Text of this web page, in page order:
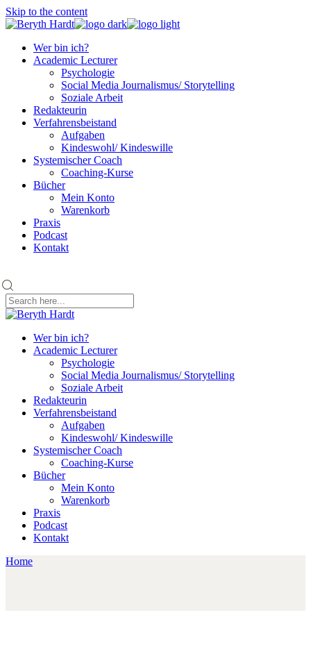
Skip to the content
Wer bin ich?
Academic Lecturer
Psychologie
Social Media Journalismus/ Storytelling
Soziale Arbeit
Redakteurin
Verfahrensbeistand
Aufgaben
Kindeswohl/ Kindeswille
Systemischer Coach
Coaching-Kurse
Bücher
Mein Konto
Warenkorb
Praxis
Podcast
Kontakt
Wer bin ich?
Academic Lecturer
Psychologie
Social Media Journalismus/ Storytelling
Soziale Arbeit
Redakteurin
Verfahrensbeistand
Aufgaben
Kindeswohl/ Kindeswille
Systemischer Coach
Coaching-Kurse
Bücher
Mein Konto
Warenkorb
Praxis
Podcast
Kontakt
Home